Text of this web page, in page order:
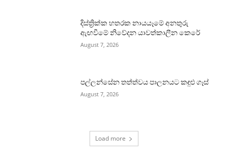
දිස්ත්‍රික්ක හතරක නායයෑමේ අනතුරු
ඇඟවීමේ නිවේදන යාවත්කාලීන කෙරේ
August 7, 2026
පල්ලන්සේන තත්ත්වය පාලනයට කඳුළු ගෑස්
August 7, 2026
Load more